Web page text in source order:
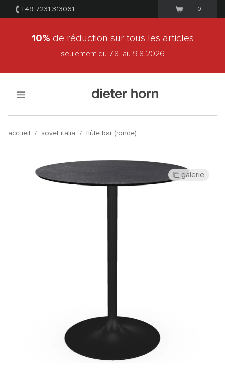
+49 7231 313061 0
10% de réduction sur tous les articles
seulement du 7.8. au 9.8.2026
accueil / sovet italia / flûte bar (ronde)
galerie